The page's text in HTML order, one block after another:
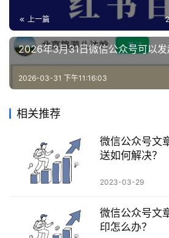
源
会
员
区
上一篇
2026年3月31日微信公众号可以发
2026-03-31 下午11:16:03
相关推荐
微信公众号文
送如何解决？
2023-03-29
微信公众号文
印怎么办？